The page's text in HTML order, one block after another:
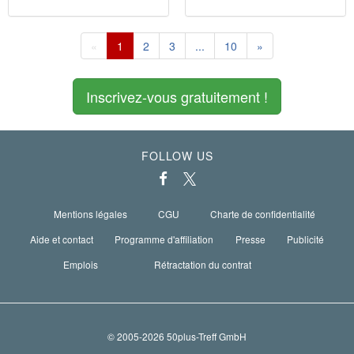
« 1 2 3 ... 10 »
Inscrivez-vous gratuitement !
FOLLOW US
Mentions légales CGU
Charte de confidentialité
Aide et contact
Programme d'affiliation Presse
Publicité
Emplois
Rétractation du contrat
© 2005-2026 50plus-Treff GmbH